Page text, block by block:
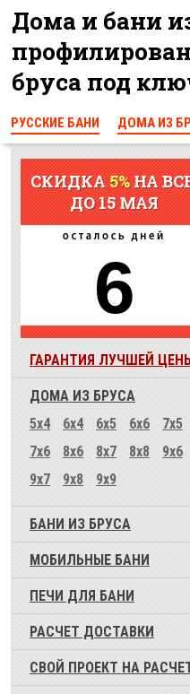
Дома и бани
бруса под
РУССКИЕ БАНИ ДОМА ИЗ
СКИДКА5%НА
ДО 15 МАЯ
6
ГАРАНТИЯ ЛУЧШЕЙ
ДОМА ИЗ БРУСА
5x4
6x4 6x5 6x6
7x5
7x6
8x6 8x7 8x8
9x6
9x7
9x8 9x9
БАНИ ИЗ БРУСА
МОБИЛЬНЫЕ БАНИ
ПЕЧИ ДЛЯ БАНИ
РАСЧЕТ ДОСТАВКИ
СВОЙ ПРОЕКТ НА